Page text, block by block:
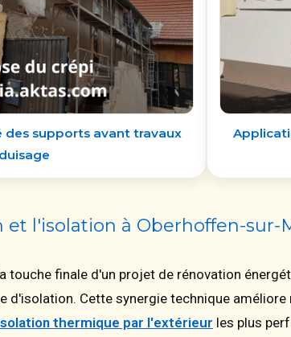
supports avant travaux
l'isolation à Oberhoffen-sur-
touche finale d'un projet de rénovation
d'isolation. Cette synergie technique
thermique par l'extérieur les plus